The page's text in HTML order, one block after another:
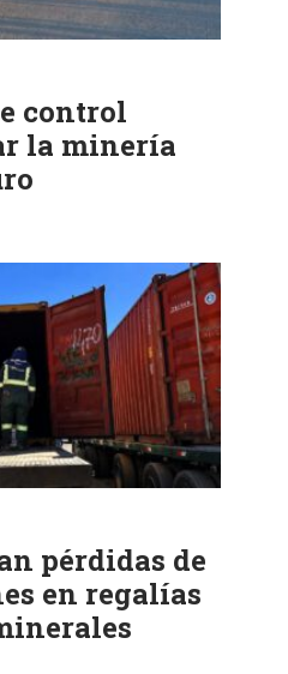
control
la minería
pérdidas de
en regalías